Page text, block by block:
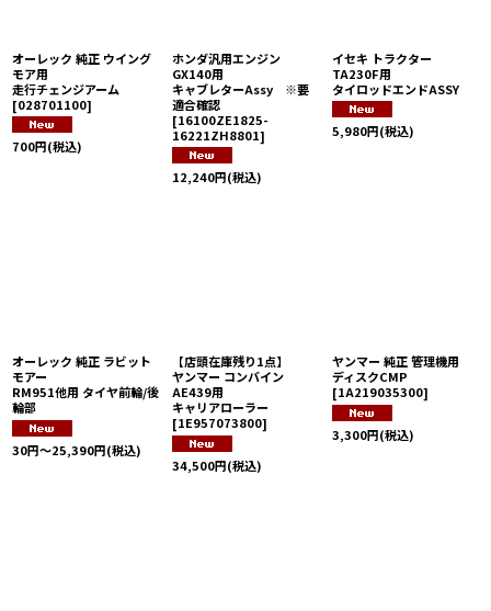
オーレック 純正 ウイング
モア用
走行チェンジアーム
[028701100]
700円(税込)
ホンダ汎用エンジン
GX140用
キャブレターAssy ※要
適合確認
[16100ZE1825-
16221ZH8801]
12,240円(税込)
イセキ トラクター
TA230F用
タイロッドエンドASSY
5,980円(税込)
オーレック 純正 ラビット
モアー
RM951他用 タイヤ前輪/後
輪部
30円～25,390円(税込)
【店頭在庫残り1点】
ヤンマー コンバイン
AE439用
キャリアローラー
[1E957073800]
34,500円(税込)
ヤンマー 純正 管理機用
ディスクCMP
[1A219035300]
3,300円(税込)